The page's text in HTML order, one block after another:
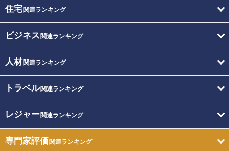
住宅関連ランキング
ビジネス 関連ランキング
人材関連ランキング
トラベル関連ランキング
レジャー関連ランキング
専門家評価関連ランキング